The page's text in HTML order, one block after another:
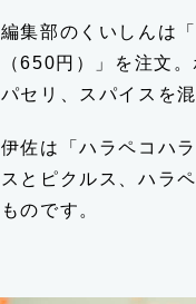
編集部のくいしんは
（650円）」を注文
パセリ、スパイスを
伊佐は「ハラペコハ
スとピクルス、ハラ
ものです。